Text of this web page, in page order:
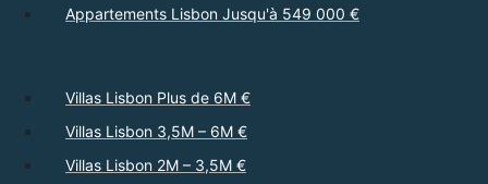
Appartements Lisbon Jusqu'à 549 000 €
Villas Lisbon Plus de 6M €
Villas Lisbon 3,5M – 6M €
Villas Lisbon 2M – 3,5M €